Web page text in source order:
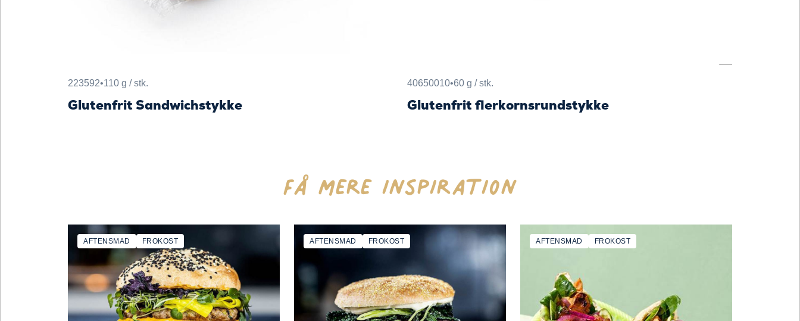
223592•110 g / stk.
Glutenfrit Sandwichstykke
40650010•60 g / stk.
Glutenfrit flerkornsrundstykke
Få mere inspiration
AFTENSMAD FROKOST AFTENSMAD FROKOST AFTENSMAD FROKOST